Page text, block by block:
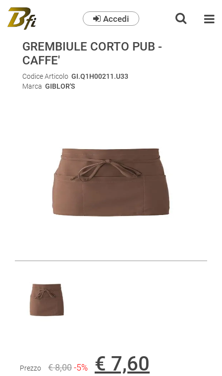
Accedi
GREMBIULE CORTO PUB -
CAFFE'
Codice Articolo GI.Q1H00211.U33
Marca GIBLOR'S
Prezzo € 8,00-5% € 7,60